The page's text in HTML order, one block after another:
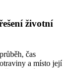
životní
čas
a místo její